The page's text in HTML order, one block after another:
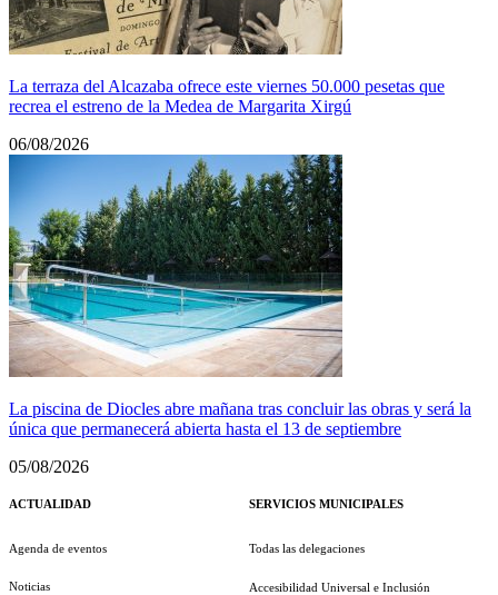
La terraza del Alcazaba ofrece este viernes 50.000 pesetas que
recrea el estreno de la Medea de Margarita Xirgú
06/08/2026
La piscina de Diocles abre mañana tras concluir las obras y será la
única que permanecerá abierta hasta el 13 de septiembre
05/08/2026
ACTUALIDAD
Agenda de eventos
Noticias
SERVICIOS MUNICIPALES
Todas las delegaciones
Accesibilidad Universal e Inclusión